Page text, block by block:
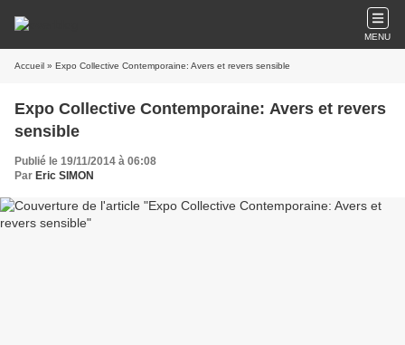
MENU
Accueil » Expo Collective Contemporaine: Avers et revers sensible
Expo Collective Contemporaine: Avers et revers
sensible
Publié le 19/11/2014 à 06:08
Par Eric SIMON